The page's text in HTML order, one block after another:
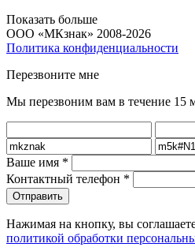
Показать больше
ООО «МКзнак» 2008-2026
Политика конфиденциальности
Перезвоните мне
Мы перезвоним вам в течение 15
Ваше имя *
Контактный телефон *
Нажимая на кнопку, вы
политикой обработки